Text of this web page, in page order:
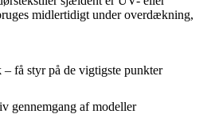
midlertidigt under overdækning,
få styr på de vigtigste punkter
gennemgang af modeller